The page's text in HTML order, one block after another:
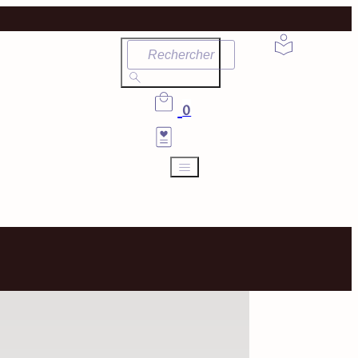
Rechercher
0